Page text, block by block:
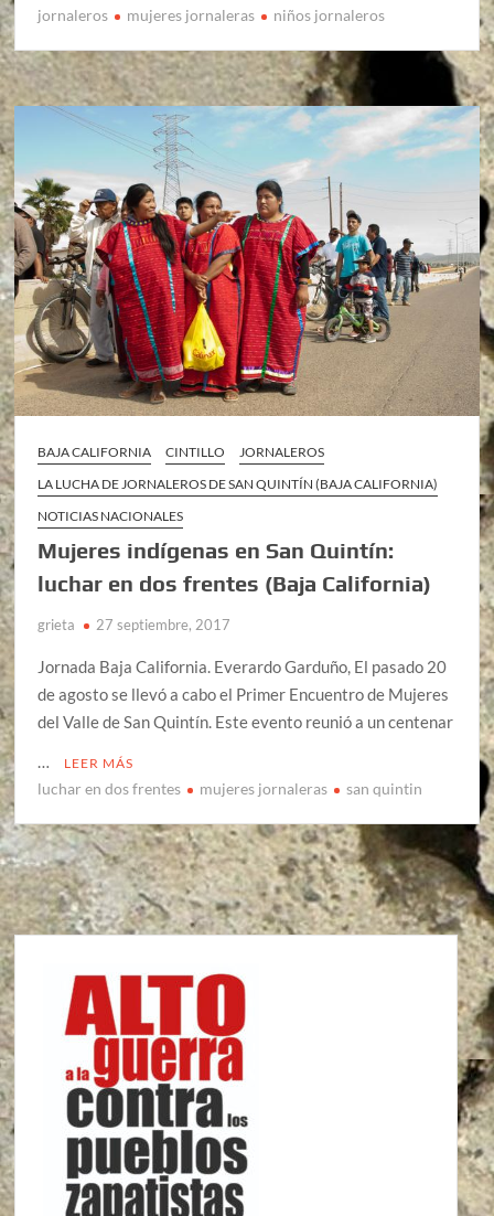
jornaleros mujeres jornaleras niños jornaleros
BAJA CALIFORNIA CINTILLO
JORNALEROS
LA LUCHA DE JORNALEROS DE SAN QUINTÍN (BAJA CALIFORNIA)
NOTICIAS NACIONALES
Mujeres indígenas en San Quintín:
luchar en dos frentes (Baja California)
grieta 27 septiembre, 2017
Jornada Baja California. Everardo Garduño, El pasado 20
de agosto se llevó a cabo el Primer Encuentro de Mujeres
del Valle de San Quintín. Este evento reunió a un centenar
…
LEER MÁS
luchar en dos frentes mujeres jornaleras san quintin